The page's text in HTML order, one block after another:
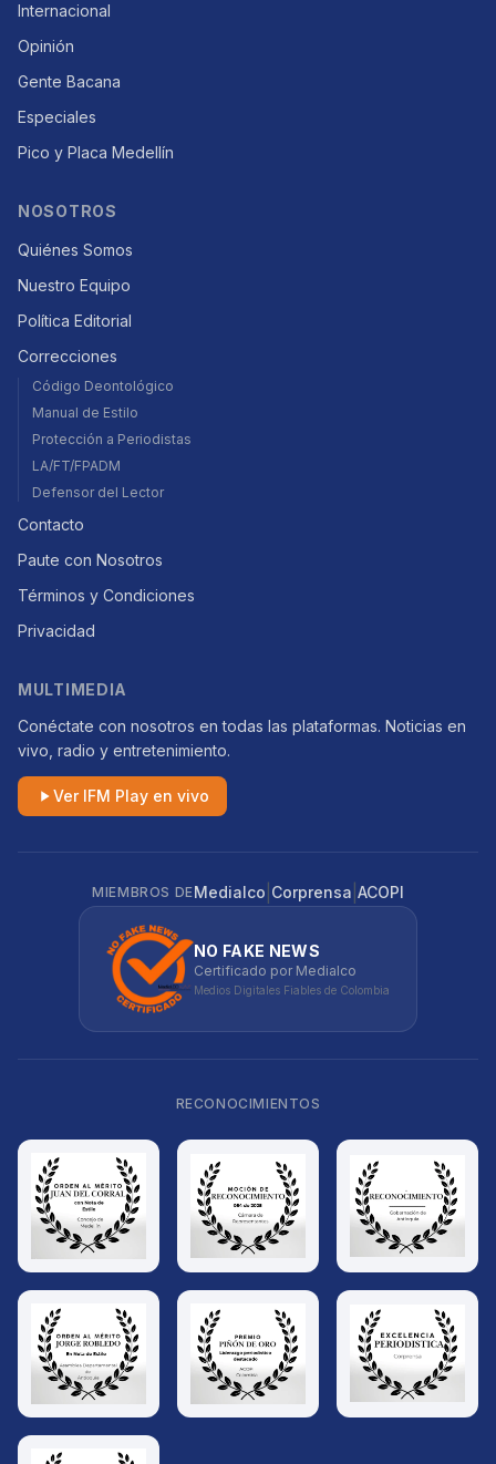
Internacional
Opinión
Gente Bacana
Especiales
Pico y Placa Medellín
NOSOTROS
Quiénes Somos
Nuestro Equipo
Política Editorial
Correcciones
Código Deontológico
Manual de Estilo
Protección a Periodistas
LA/FT/FPADM
Defensor del Lector
Contacto
Paute con Nosotros
Términos y Condiciones
Privacidad
MULTIMEDIA
Conéctate con nosotros en todas las plataformas. Noticias en
vivo, radio y entretenimiento.
Ver IFM Play en vivo
MIEMBROS DEMedialco Corprensa ACOPI
NO FAKE NEWS
Certificado por Medialco
Medios Digitales Fiables de Colombia
RECONOCIMIENTOS